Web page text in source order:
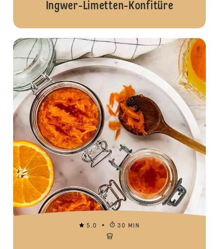
Ingwer-Limetten-Konfitüre
5.0 30 MIN